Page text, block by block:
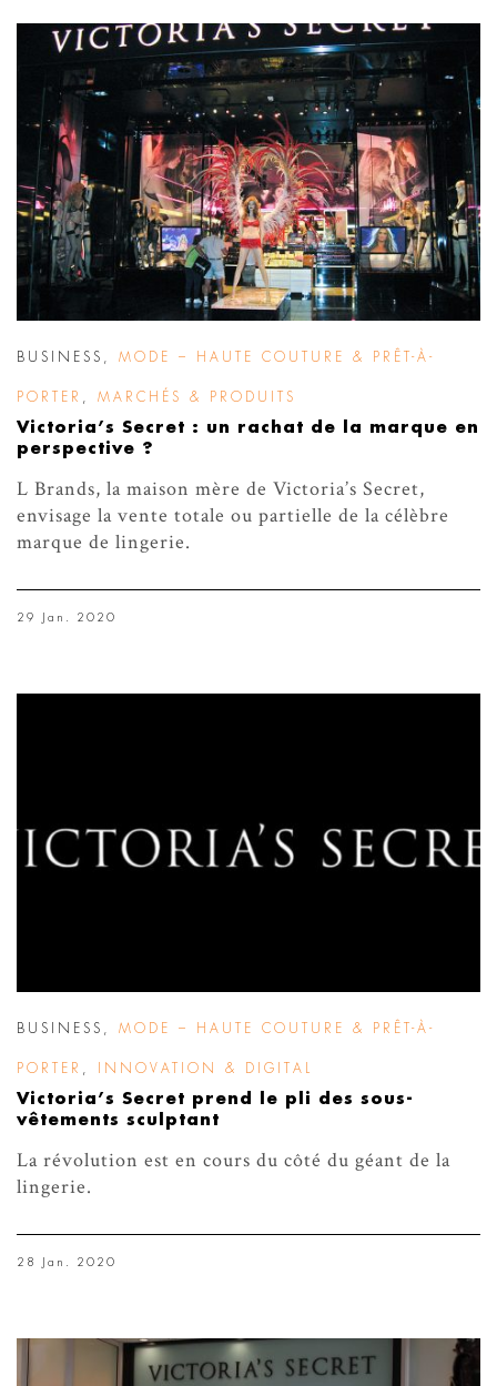
BUSINESS , MODE – HAUTE COUTURE & PRÊT-À-
PORTER , MARCHÉS & PRODUITS
Victoria’s Secret : un rachat de la marque en
perspective ?
L Brands, la maison mère de Victoria’s Secret,
envisage la vente totale ou partielle de la célèbre
marque de lingerie.
29 Jan. 2020
BUSINESS MODE – HAUTE COUTURE & PRÊT-À-
PORTER INNOVATION & DIGITAL
Victoria’s Secret prend le pli des sous-
vêtements sculptant
La révolution est en cours du côté du géant de la
lingerie.
28 Jan. 2020